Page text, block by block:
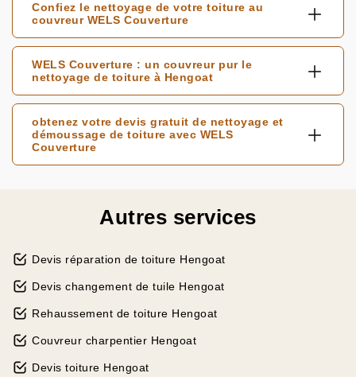
Confiez le nettoyage de votre toiture au
couvreur WELS Couverture
WELS Couverture : un couvreur pur le
nettoyage de toiture à Hengoat
obtenez votre devis gratuit de nettoyage et
démoussage de toiture avec WELS
Couverture
Autres services
Devis réparation de toiture Hengoat
Devis changement de tuile Hengoat
Rehaussement de toiture Hengoat
Couvreur charpentier Hengoat
Devis toiture Hengoat